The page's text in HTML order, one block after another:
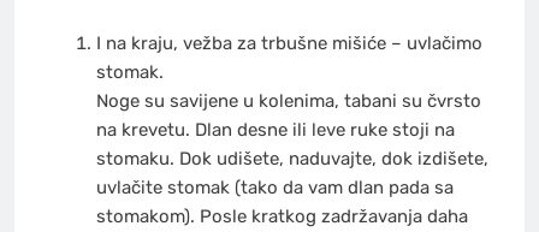
I na kraju, vežba za trbušne mišiće – uvlačimo
stomak.
Noge su savijene u kolenima, tabani su čvrsto
na krevetu. Dlan desne ili leve ruke stoji na
stomaku. Dok udišete, naduvajte, dok izdišete,
uvlačite stomak (tako da vam dlan pada sa
stomakom). Posle kratkog zadržavanja daha